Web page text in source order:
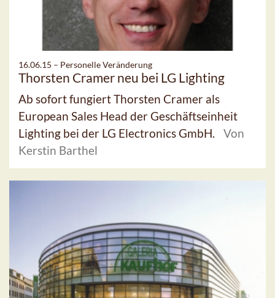
16.06.15 – Personelle Veränderung
Thorsten Cramer neu bei LG Lighting
Ab sofort fungiert Thorsten Cramer als
European Sales Head der Geschäftseinheit
Lighting bei der LG Electronics GmbH.
Von
Kerstin Barthel